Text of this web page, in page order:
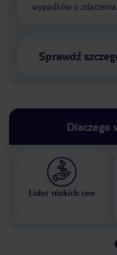
wypadków o
Sprawdź
Dlaczego
Lider niskich cen